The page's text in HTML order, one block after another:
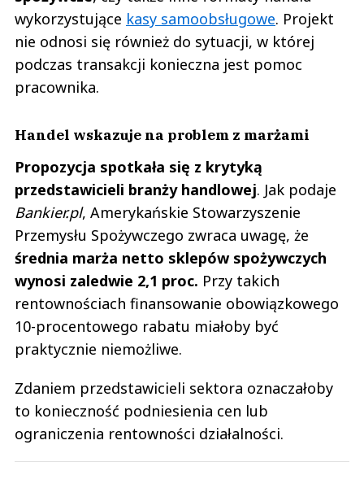
wykorzystujące kasy samoobsługowe. Projekt
nie odnosi się również do sytuacji, w której
podczas transakcji konieczna jest pomoc
pracownika.
Handel wskazuje na problem z marżami
Propozycja spotkała się z krytyką
przedstawicieli branży handlowej. Jak podaje
Bankier.pl, Amerykańskie Stowarzyszenie
Przemysłu Spożywczego zwraca uwagę, że
średnia marża netto sklepów spożywczych
wynosi zaledwie 2,1 proc. Przy takich
rentownościach finansowanie obowiązkowego
10-procentowego rabatu miałoby być
praktycznie niemożliwe.
Zdaniem przedstawicieli sektora oznaczałoby
to konieczność podniesienia cen lub
ograniczenia rentowności działalności.